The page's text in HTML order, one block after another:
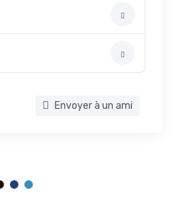
Envoyer à un ami